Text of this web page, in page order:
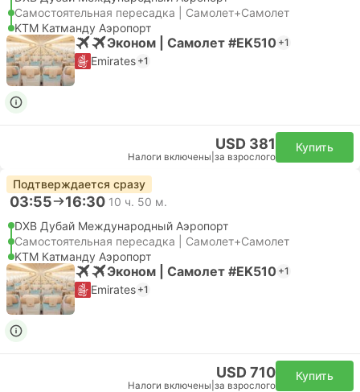
Самостоятельная пересадка | Самолет+Самолет
KTM Катманду Аэропорт
Эконом | Самолет #EK510 +1
Emirates +1
USD 381
Налоги включены за взрослого
Купить
Подтверждается сразу
03:55 16:30 10 ч. 50 м.
DXB Дубай Международный Аэропорт
Самостоятельная пересадка | Самолет+Самолет
KTM Катманду Аэропорт
Эконом | Самолет #EK510 +1
Emirates +1
USD 710
Налоги включены за взрослого
Купить